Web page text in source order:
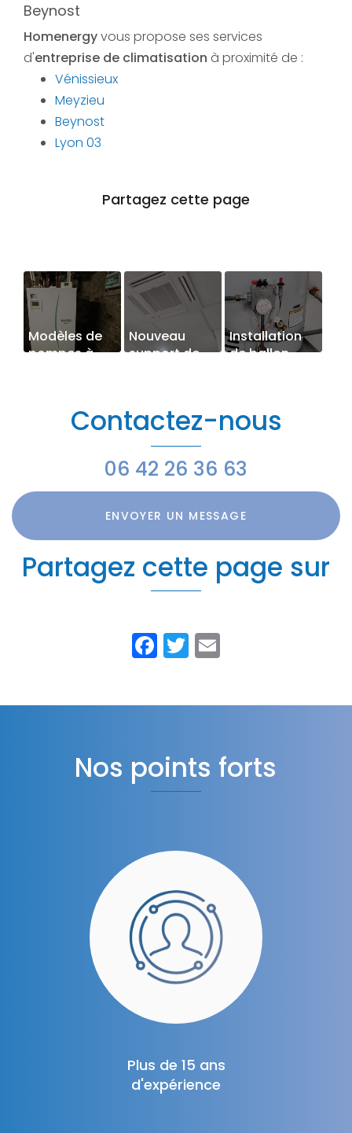
Beynost
Homenergyvous propose ses services
d'entreprise de climatisation à proximité de :
Vénissieux
Meyzieu
Beynost
Lyon 03
Modèles de
pompes à
Nouveau
support de
Installation
de ballon
Contactez-nous
06 42 26 36 63
ENVOYER UN MESSAGE
Partagez cette page sur
Facebook
Twitter
Nos points forts
Plus de 15 ans
d'expérience